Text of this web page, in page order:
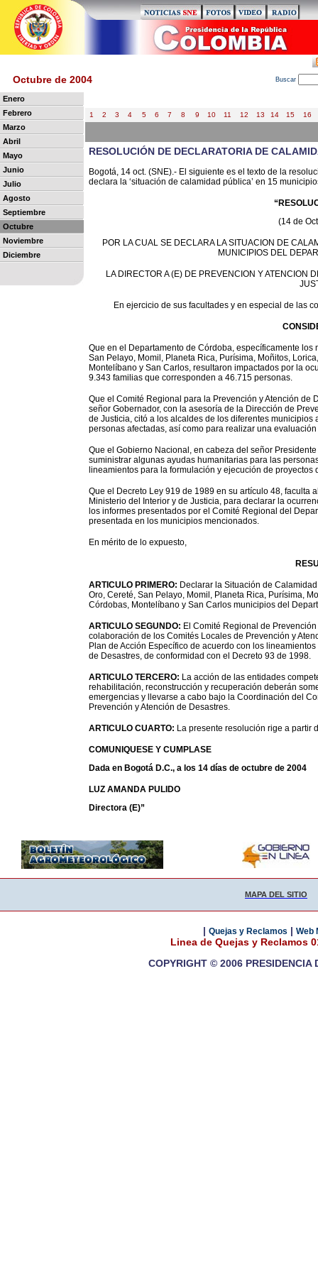
Octubre de 2004 Buscar
Enero
Febrero
Marzo
Abril
Mayo
Junio
Julio
Agosto
Septiembre
Octubre
Noviembre
Diciembre
1 2 3 4 5 6 7 8 9 10 11 12 13 14 15 16
RESOLUCIÓN DE DECLARATORIA DE
Bogotá, 14 oct. (SNE).- El siguiente es el texto de la
declara la ‘situación de calamidad pública’ en 15
(14 de
POR LA CUAL SE DECLARA LA SITUACION DE
MUNICIPIOS DEL
LA DIRECTOR A (E) DE PREVENCION Y ATENCION
En ejercicio de sus facultades y en especial de las
Que en el Departamento de Córdoba, específicamente
San Pelayo, Momil, Planeta Rica, Purísima, Moñitos,
Montelíbano y San Carlos, resultaron impactados por la
9.343 familias que corresponden a 46.715 personas.
Que el Comité Regional para la Prevención y Atención
señor Gobernador, con la asesoría de la Dirección de
de Justicia, citó a los alcaldes de los diferentes
personas afectadas, así como para realizar una
Que el Gobierno Nacional, en cabeza del señor
suministrar algunas ayudas humanitarias para las
lineamientos para la formulación y ejecución de proyectos
Que el Decreto Ley 919 de 1989 en su artículo 48, faculta
Ministerio del Interior y de Justicia, para declarar la
los informes presentados por el Comité Regional del
presentada en los municipios mencionados.
En mérito de lo expuesto,
ARTICULO PRIMERO: Declarar la Situación de
Oro, Cereté, San Pelayo, Momil, Planeta Rica, Purísima,
Córdobas, Montelíbano y San Carlos municipios del
ARTICULO SEGUNDO: El Comité Regional de
colaboración de los Comités Locales de Prevención y
Plan de Acción Específico de acuerdo con los
de Desastres, de conformidad con el Decreto 93 de 1998.
ARTICULO TERCERO: La acción de las entidades
rehabilitación, reconstrucción y recuperación deberán
emergencias y llevarse a cabo bajo la Coordinación del
Prevención y Atención de Desastres.
ARTICULO CUARTO: La presente resolución rige a partir
COMUNIQUESE Y CUMPLASE
Dada en Bogotá D.C., a los 14 días de octubre de 2004
LUZ AMANDA PULIDO
Directora (E)”
MAPA DEL SITIO
| Quejas y Reclamos | Web
Linea de Quejas y Reclamos
COPYRIGHT © 2006 PRESIDENCIA